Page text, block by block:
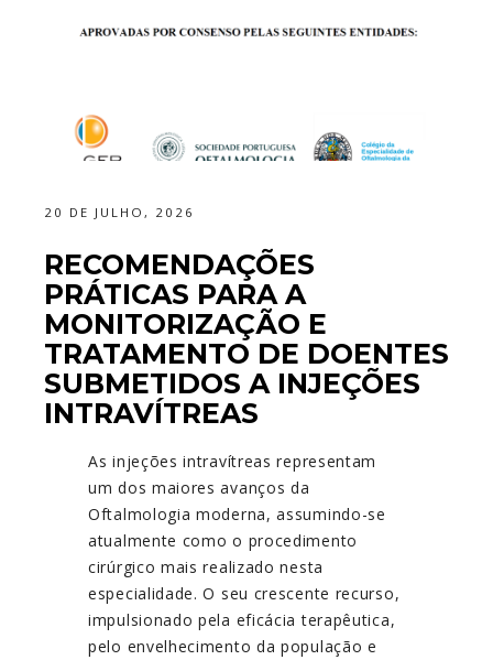
20 DE JULHO, 2026
RECOMENDAÇÕES
PRÁTICAS PARA A
MONITORIZAÇÃO E
TRATAMENTO DE DOENTES
SUBMETIDOS A INJEÇÕES
INTRAVÍTREAS
As injeções intravítreas representam
um dos maiores avanços da
Oftalmologia moderna, assumindo-se
atualmente como o procedimento
cirúrgico mais realizado nesta
especialidade. O seu crescente recurso,
impulsionado pela eficácia terapêutica,
pelo envelhecimento da população e